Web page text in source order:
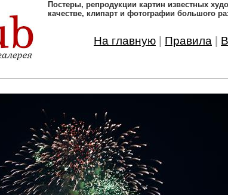
Постеры, pепродукции картин известных
качестве, клипарт и фотографии большого
На главную Правила